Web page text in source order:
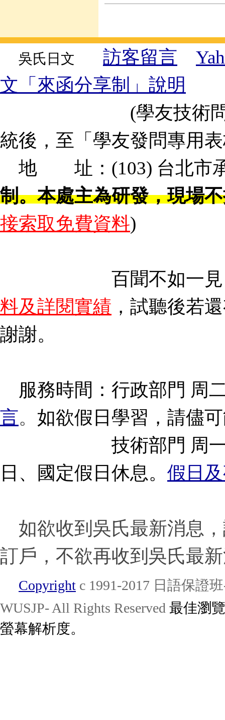
吳氏日文 訪客留言
文「來函分享制」說明
(學友技術問題、
統後，至「學友發問專用
地 址：(103) 台北市承
制。本處主為研發，現場
接索取免費資料)
百聞不如一見
料及詳閱實績 ，試聽後若
謝謝。
服務時間：行政部門 周
言。 如欲假日學習，請儘
技術部門 周一至週
日、國定假日休息。 假日
如欲收到吳氏最新消息
訂戶，不欲再收到吳氏最
Copyright c 1991-2017 日語保證
WUSJP- All Rights Reserved 最佳瀏
螢幕解析度。